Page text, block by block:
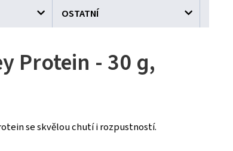
OSTATNÍ
Protein - 30 g,
se skvělou chutí i rozpustností.